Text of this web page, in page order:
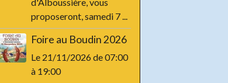
d'Alboussière, vous
proposeront, samedi 7 ...
Foire au Boudin 2026
Le 21/11/2026de 07:00
à 19:00